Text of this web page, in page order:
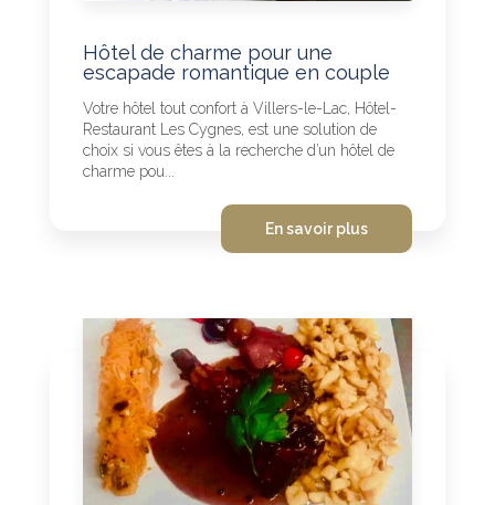
Hôtel de charme pour une
escapade romantique en couple
Votre hôtel tout confort à Villers-le-Lac, Hôtel-
Restaurant Les Cygnes, est une solution de
choix si vous êtes à la recherche d’un hôtel de
charme pou...
En savoir plus